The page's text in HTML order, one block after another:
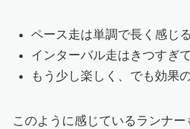
ペース走は単調で長く感じる
インターバル走はきつすぎ
もう少し楽しく、でも効果
このように感じているランナ